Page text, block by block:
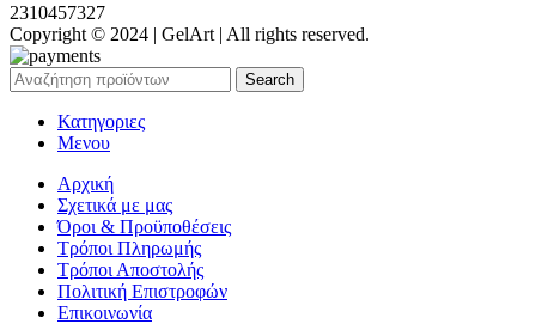
2310457327
Copyright © 2024 | GelArt | All rights reserved.
Search
Κατηγοριες
Μενου
Αρχική
Σχετικά με μας
Όροι & Προϋποθέσεις
Τρόποι Πληρωμής
Τρόποι Αποστολής
Πολιτική Επιστροφών
Επικοινωνία